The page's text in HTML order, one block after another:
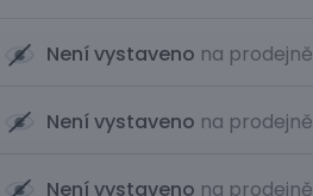
Není vystaveno na prodejně
Není vystaveno na prodejně
Není vystaveno na prodejně